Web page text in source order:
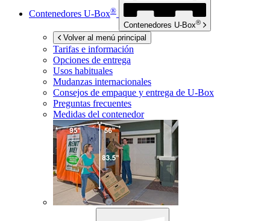
Contenedores U-Box®
Contenedores U-Box®
Volver al menú principal
Tarifas e información
Opciones de entrega
Usos habituales
Mudanzas internacionales
Consejos de empaque y entrega de U-Box
Preguntas frecuentes
Medidas del contenedor